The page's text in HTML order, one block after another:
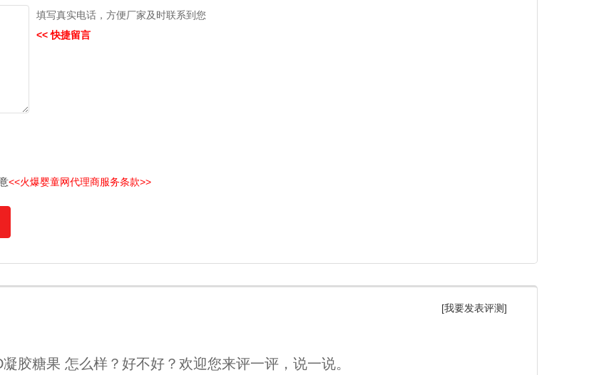
填写真实电话，方便厂家及时联系到您
<< 快捷留言
<<火爆婴童网代理商服务条款>>
[我要发表评测]
胶糖果 怎么样？好不好？欢迎您来评一评，说一说。